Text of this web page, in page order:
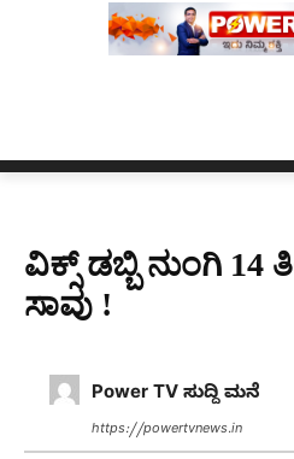
ವಿಕ್ಸ್​​ ಡಬ್ಬಿ ನುಂಗಿ 14
ಸಾವು !
Power TV ಸುದ್ದಿ ಮನೆ
https://powertvnews.in